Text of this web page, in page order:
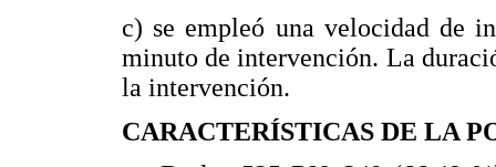
c) se empleó una velocidad de
minuto de intervención. La
la intervención.
CARACTERÍSTICAS DE LA